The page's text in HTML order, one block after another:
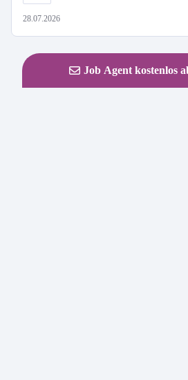
28.07.2026
Job Agent kostenlos